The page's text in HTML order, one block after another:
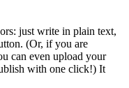
just write in plain text,
(Or, if you are
can even upload your
with one click!) It